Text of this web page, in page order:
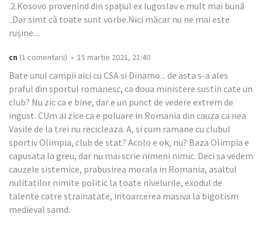
.2.Kosovo provenind din spațiul ex Iugoslav e mult mai bună
..Dar simt că toate sunt vorbe.Nici măcar nu ne mai este
rușine. ..
cn (1 comentarii) • 15 martie 2021, 21:40
Bate unul campii aici cu CSA si Dinamo... de asta s-a ales
praful din sportul romanesc, ca doua ministere sustin cate un
club? Nu zic ca e bine, dar e un punct de vedere extrem de
ingust. CUm ai zice ca e poluare in Romania din cauza ca nea
Vasile de la trei nu recicleaza. A, si cum ramane cu clubul
sportiv Olimpia, club de stat? Acolo e ok, nu? Baza Olimpia e
capusata la greu, dar nu mai scrie nimeni nimic. Deci sa vedem
cauzele sistemice, prabusirea morala in Romania, asaltul
nulitatilor nimite politic la toate nivelurile, exodul de
talente catre strainatate, intoarcerea masiva la bigotism
medieval samd.